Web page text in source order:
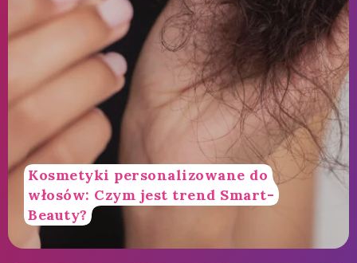
Kosmetyki personalizowane do
włosów: Czym jest trend Smart-
Beauty?